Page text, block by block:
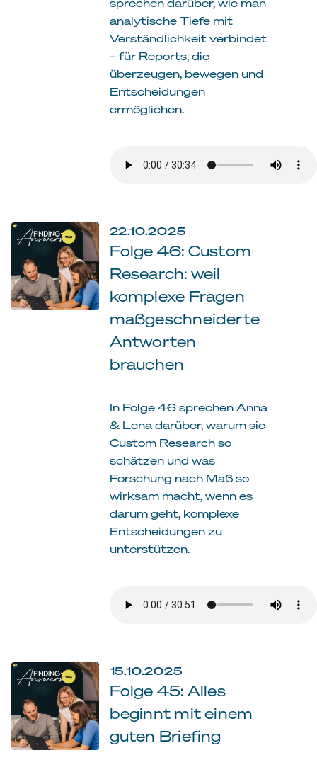
analytische Tiefe mit
Verständlichkeit verbindet
– für Reports, die
überzeugen, bewegen und
Entscheidungen
ermöglichen.
22.10.2025
Folge 46: Custom
Research: weil
komplexe Fragen
maßgeschneiderte
Antworten
brauchen
In Folge 46 sprechen Anna
& Lena darüber, warum sie
Custom Research so
schätzen und was
Forschung nach Maß so
wirksam macht, wenn es
darum geht, komplexe
Entscheidungen zu
unterstützen.
15.10.2025
Folge 45: Alles
beginnt mit einem
guten Briefing